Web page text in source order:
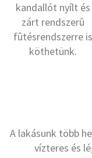
kandallót nyílt és
zárt rendszerû
fûtésrendszerre is
köthetünk.
A lakásunk több
vízteres és